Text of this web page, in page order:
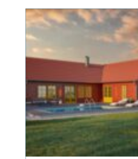
energieffektiv teknik och
bra materialval avgör
hur bra badrummet
fungerar i vardagen och
hur länge det håller. För
den som